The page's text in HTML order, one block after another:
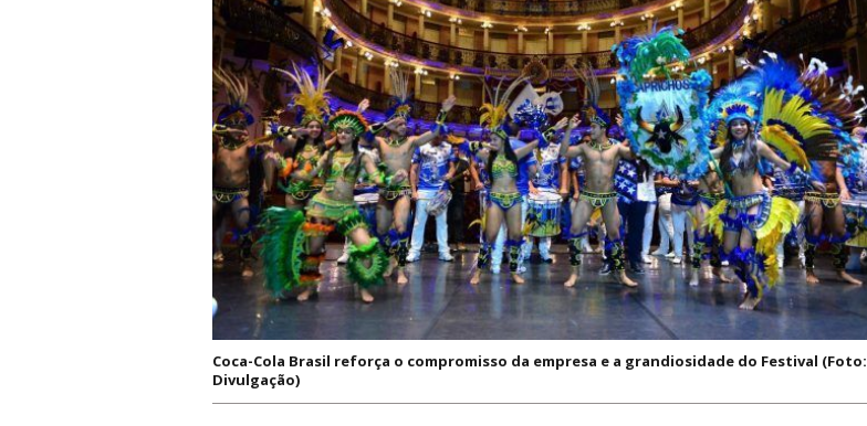
Coca-Cola Brasil reforça o compromisso da empresa e a grandiosidade do Festival (Foto:
Divulgação)